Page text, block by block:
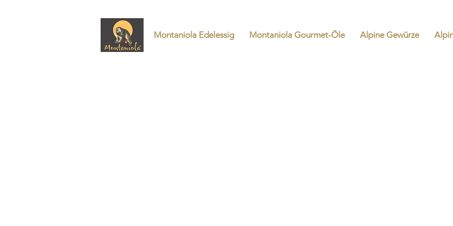
Home Montaniola Edelessig Montaniola Gourmet-Öle Alpine Gewürze